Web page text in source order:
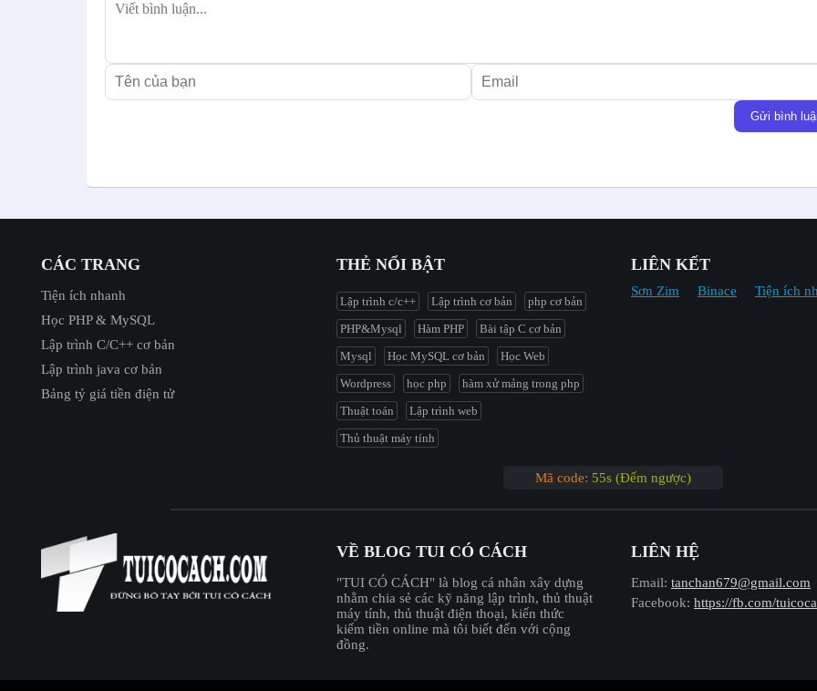
Gửi bình
CÁC TRANG
Tiện ích nhanh
Học PHP & MySQL
Lập trình C/C++ cơ bản
Lập trình java cơ bản
Bảng tỷ giá tiền điện tử
THẺ NỔI BẬT
Lập trình c/c++ Lập trình cơ bản
php cơ bản
PHP&Mysql
Hàm PHP
Bài tập C cơ bản
Mysql
Học MySQL cơ bản
Học Web
Wordpress
học php
hàm xử mảng trong php
Thuật toán
Lập trình web
Thủ thuật máy tính
LIÊN KẾT
Sơn Zim Binace Tiện ích
Mã code: 54s (Đếm ngược)
VỀ BLOG TUI CÓ CÁCH
"︎TUI CÓ CÁCH" là blog cá nhân xây dựng
nhằm chia sẻ các kỹ năng lập trình, thủ thuật
máy tính, thủ thuật điện thoại, kiến thức
kiếm tiền online mà tôi biết đến với cộng
đồng.
LIÊN HỆ
Email: tanchan679@gmail.com
Facebook: https://fb.com/